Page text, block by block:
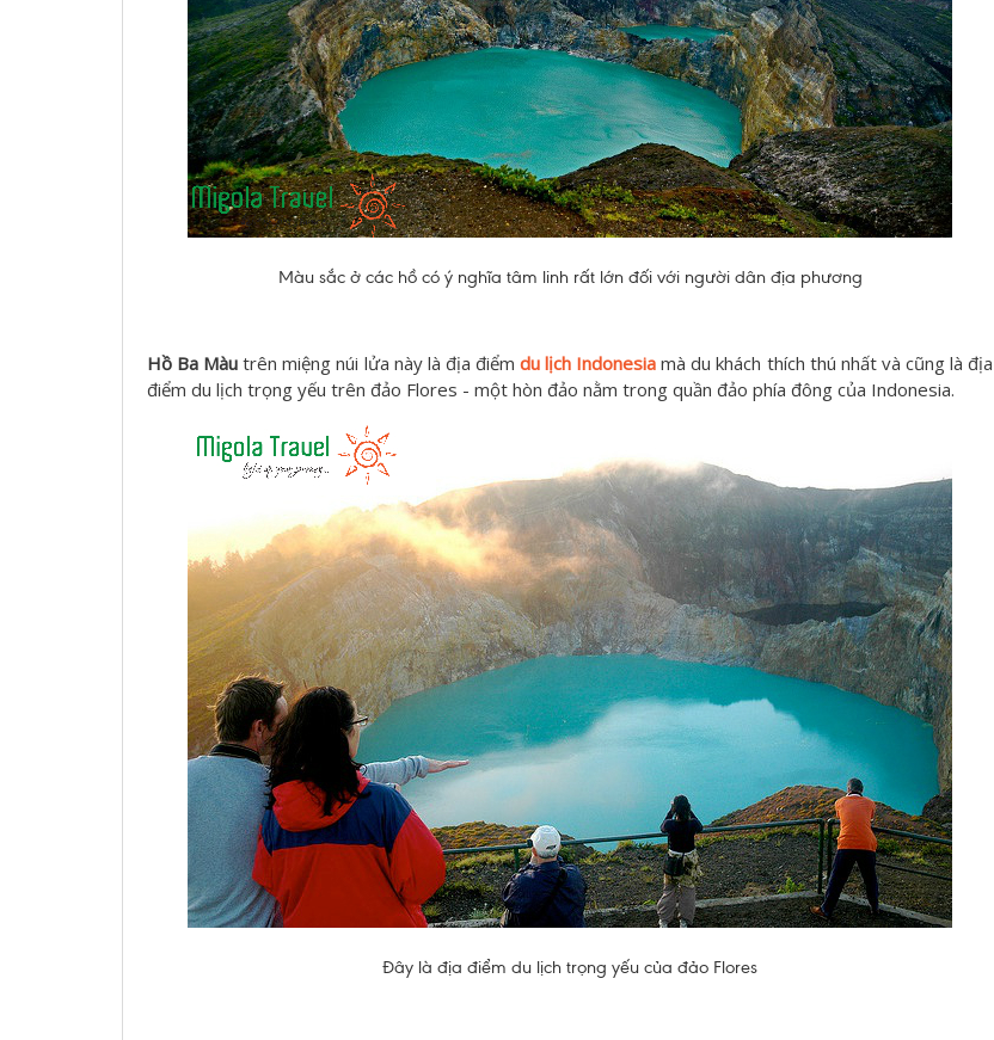
Màu sắc ở các hồ có ý nghĩa tâm linh rất lớn đối với người dân địa phương
Hồ Ba Màu trên miệng núi lửa này là địa điểm du lịch Indonesia mà du khách thích thú nhất và cũng là địa
điểm du lịch trọng yếu trên đảo Flores - một hòn đảo nằm trong quần đảo phía đông của Indonesia.
Đây là địa điểm du lịch trọng yếu của đảo Flores